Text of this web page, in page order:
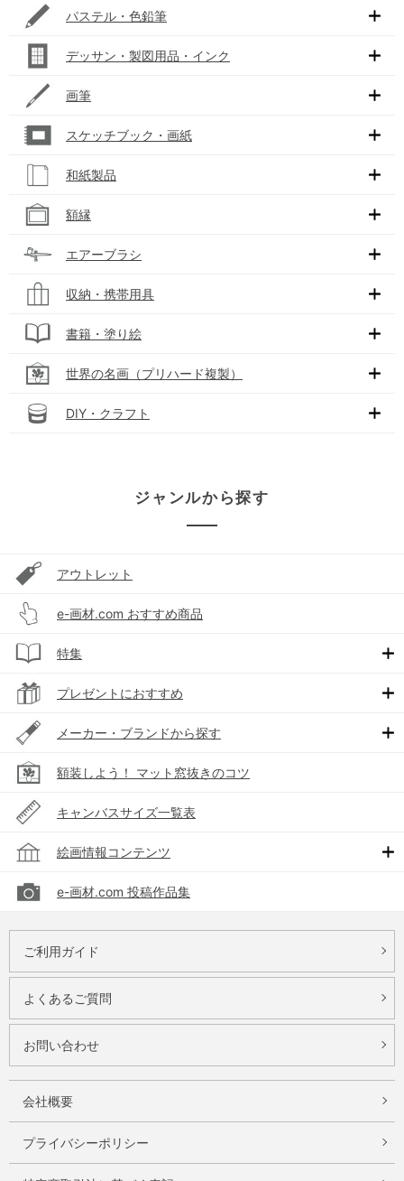
パステル・色鉛筆
デッサン・製図用品・インク
画筆
スケッチブック・画紙
和紙製品
額縁
エアーブラシ
収納・携帯用具
書籍・塗り絵
世界の名画（プリハード複製）
DIY・クラフト
ジャンルから探す
アウトレット
e-画材.com おすすめ商品
特集
プレゼントにおすすめ
メーカー・ブランドから探す
額装しよう！ マット窓抜きのコツ
キャンバスサイズ一覧表
絵画情報コンテンツ
e-画材.com 投稿作品集
ご利用ガイド
よくあるご質問
お問い合わせ
会社概要
プライバシーポリシー